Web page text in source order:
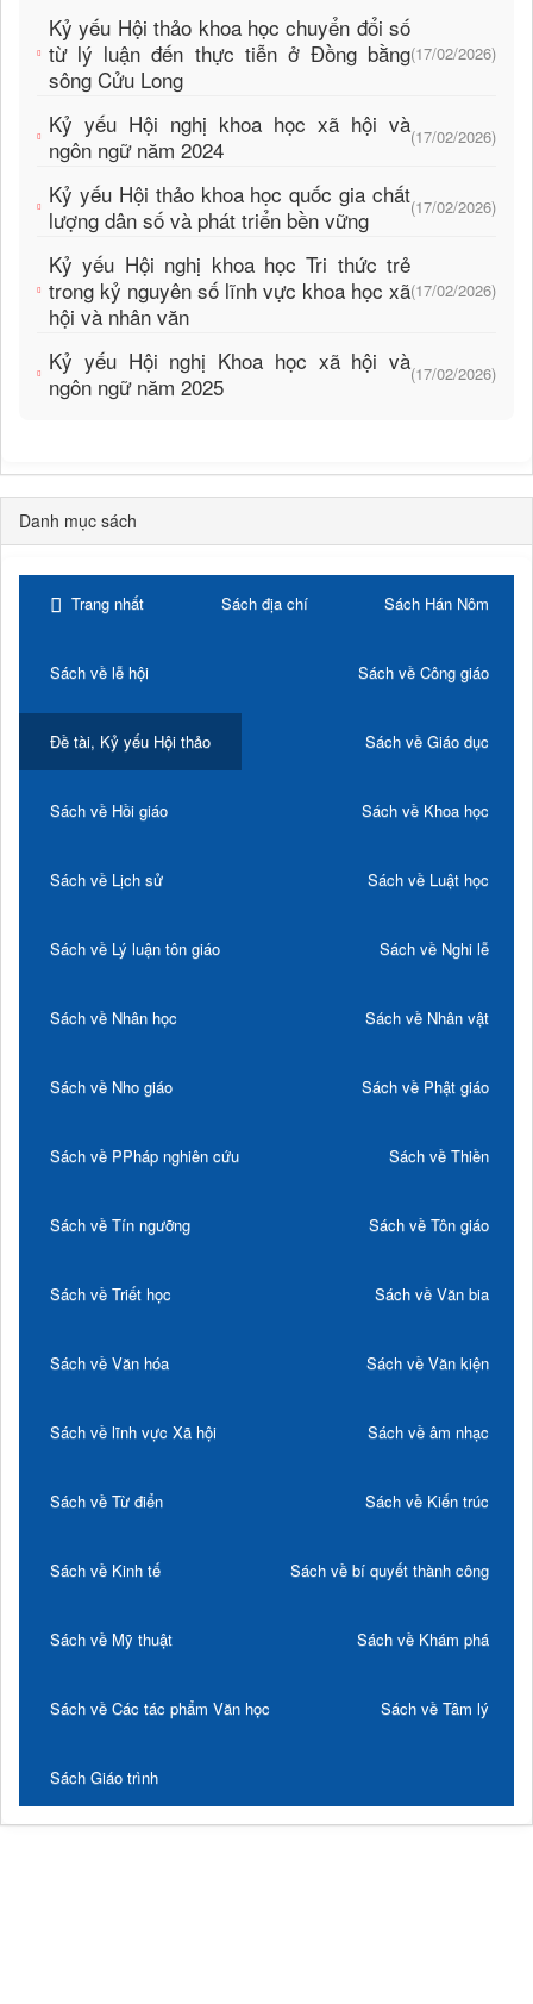
Kỷ yếu Hội thảo khoa học chuyển đổi số
từ lý luận đến thực tiễn ở Đồng bằng
sông Cửu Long
(17/02/2026)
Kỷ yếu Hội nghị khoa học xã hội và
ngôn ngữ năm 2024
(17/02/2026)
Kỷ yếu Hội thảo khoa học quốc gia chất
lượng dân số và phát triển bền vững
(17/02/2026)
Kỷ yếu Hội nghị khoa học Tri thức trẻ
trong kỷ nguyên số lĩnh vực khoa học xã
hội và nhân văn
(17/02/2026)
Kỷ yếu Hội nghị Khoa học xã hội và
ngôn ngữ năm 2025
(17/02/2026)
Danh mục sách
Trang nhất Sách địa chí Sách Hán Nôm
Sách về lễ hội Sách về Công giáo
Đề tài, Kỷ yếu Hội thảo Sách về Giáo dục
Sách về Hồi giáo Sách về Khoa học
Sách về Lịch sử Sách về Luật học
Sách về Lý luận tôn giáo Sách về Nghi lễ
Sách về Nhân học Sách về Nhân vật
Sách về Nho giáo Sách về Phật giáo
Sách về PPháp nghiên cứu Sách về Thiền
Sách về Tín ngưỡng Sách về Tôn giáo
Sách về Triết học Sách về Văn bia
Sách về Văn hóa Sách về Văn kiện
Sách về lĩnh vực Xã hội Sách về âm nhạc
Sách về Từ điển Sách về Kiến trúc
Sách về Kinh tế Sách về bí quyết thành công
Sách về Mỹ thuật Sách về Khám phá
Sách về Các tác phẩm Văn học Sách về Tâm lý
Sách Giáo trình